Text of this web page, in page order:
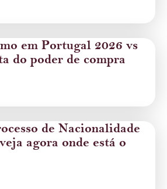
em Portugal 2026 vs
do poder de compra
de Nacionalidade
agora onde está o